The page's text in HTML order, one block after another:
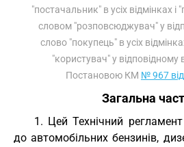
"постачальник" в усіх відмінках
словом "розповсюджувач" у
слово "покупець" в усіх
"користувач" у відповідному
Постановою КМ № 967
Загальна
1. Цей Технічний
до автомобільних бензинів,